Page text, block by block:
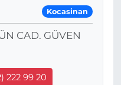
Kocasinan
CAD. GÜVEN
222 99 20